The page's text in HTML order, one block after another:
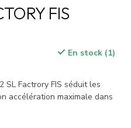
FIS
En stock (1)
SL Factrory FIS séduit les
accélération maximale dans